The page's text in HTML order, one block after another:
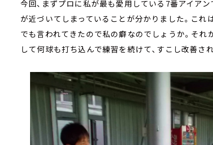
今回、まずプロに私が最も愛用している7番アイア
が近づいてしまっていることが分かりました。これ
でも言われてきたので私の癖なのでしょうか。そ
して何球も打ち込んで練習を続けて、すこし改善さ